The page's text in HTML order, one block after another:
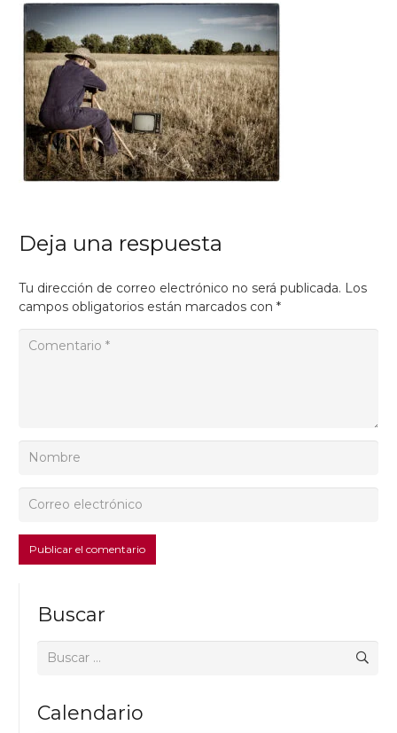
Deja una respuesta
Tu dirección de correo electrónico no será publicada. Los
campos obligatorios están marcados con *
Publicar el comentario
Buscar
Calendario